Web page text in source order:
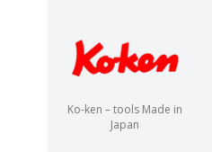
Ko-ken – tools Made in
Japan